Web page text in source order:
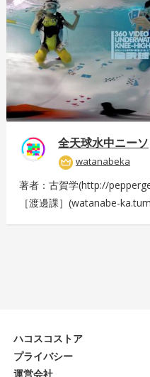
再撮影した映像はこちら
https://store.hacosco.com/
9e69-c14eef62ea6b
全天球水中ニーソ
watanabeka
著者：古賀学(http://
［渡邊課］(watanabe-
ハコスコストア
プライバシー
運営会社